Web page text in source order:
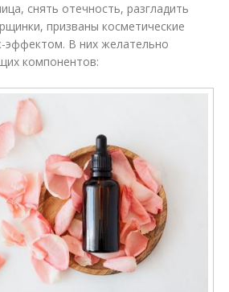
снять отечность, разгладить
призваны косметические
эффектом. В них желательно
компонентов: